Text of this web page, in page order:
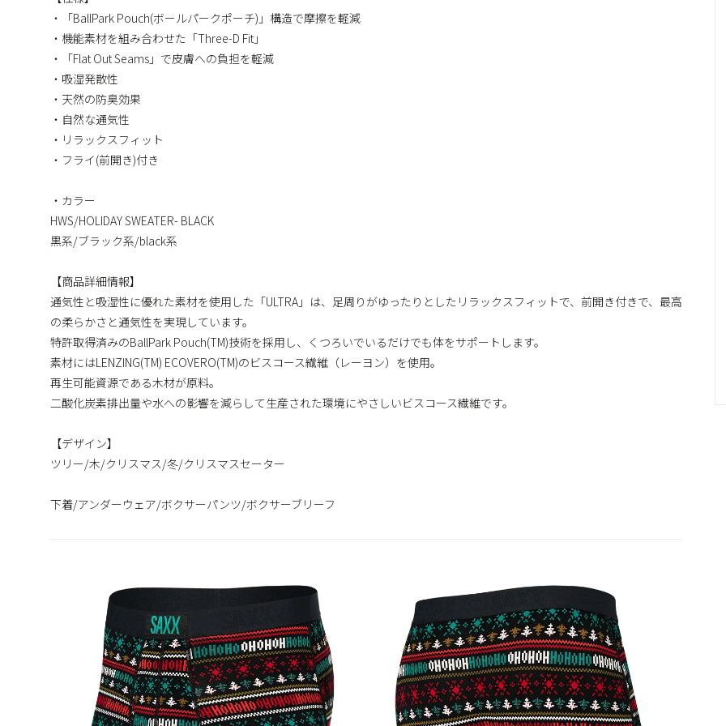
・「BallPark Pouch(ボールパークポーチ)」構造で摩擦を軽減
・機能素材を組み合わせた「Three-D Fit」
・「Flat Out Seams」で皮膚への負担を軽減
・吸湿発散性
・天然の防臭効果
・自然な通気性
・リラックスフィット
・フライ(前開き)付き
・カラー
HWS/HOLIDAY SWEATER- BLACK
黒系/ブラック系/black系
【商品詳細情報】
通気性と吸湿性に優れた素材を使用した「ULTRA」は、足周りがゆったりとしたリラックスフィットで、前開き付きで、最高
の柔らかさと通気性を実現しています。
特許取得済みのBallPark Pouch(TM)技術を採用し、くつろいでいるだけでも体をサポートします。
素材にはLENZING(TM) ECOVERO(TM)のビスコース繊維（レーヨン）を使用。
再生可能資源である木材が原料。
二酸化炭素排出量や水への影響を減らして生産された環境にやさしいビスコース繊維です。
【デザイン】
ツリー/木/クリスマス/冬/クリスマスセーター
下着/アンダーウェア/ボクサーパンツ/ボクサーブリーフ